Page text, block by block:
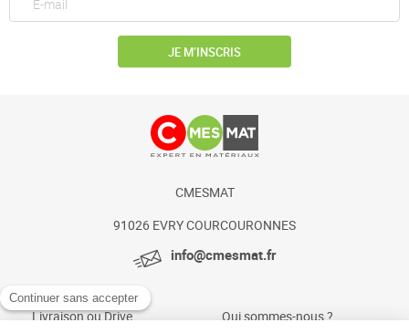
JE M’INSCRIS
CMESMAT
91026 EVRY COURCOURONNES
info@cmesmat.fr
Livraison ou Drive Qui sommes-nous ?